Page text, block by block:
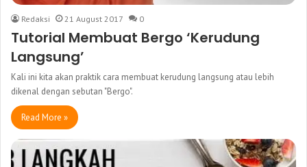
Redaksi 21 August 2017 0
Tutorial Membuat Bergo ‘Kerudung
Langsung’
Kali ini kita akan praktik cara membuat kerudung langsung atau lebih
dikenal dengan sebutan "Bergo".
Read More »